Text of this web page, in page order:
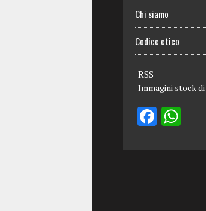
Chi siamo
Codice etico
RSS
Immagini stock di